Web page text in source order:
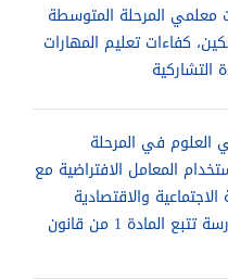
معلمي المرحلة المتوسطة
كفاءات تعليم المهارات
التشاركية
في المرحلة
المعامل الافتراضية مع
والاقتصادية
المنخفضة في مدرسة تتبع المادة 1 من قانون